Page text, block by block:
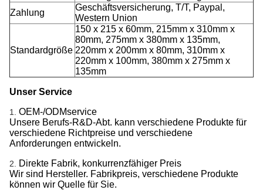
Zahlung
Geschäftsversicherung, T/T, Paypal,
Western Union
Standardgröße
150 x 215 x 60mm, 215mm x 310mm x
80mm, 275mm x 380mm x 135mm,
220mm x 200mm x 80mm, 310mm x
220mm x 100mm, 380mm x 275mm x
135mm
Unser Service
1. OEM-/ODMservice
Unsere Berufs-R&D-Abt. kann verschiedene Produkte für
verschiedene Richtpreise und verschiedene
Anforderungen entwickeln.
2.
Direkte Fabrik, konkurrenzfähiger Preis
Wir sind Hersteller. Fabrikpreis, verschiedene Produkte
können wir Quelle für Sie.